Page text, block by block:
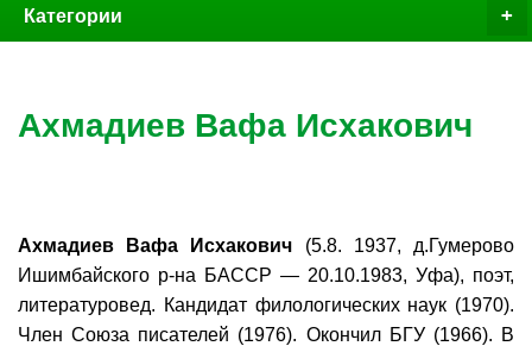
Категории
Ахмадиев Вафа Исхакович
Ахмадиев Вафа Исхакович (5.8. 1937, д.Гумерово
Ишимбайского р-на БАССР — 20.10.1983, Уфа), поэт,
литературовед. Кандидат филологических наук (1970).
Член Союза писателей (1976). Окончил БГУ (1966). В